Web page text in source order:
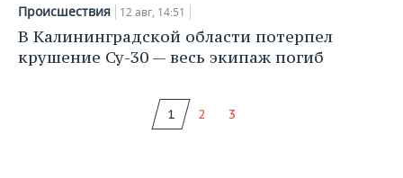
Происшествия 12 авг, 14:51
В Калининградской области потерпел
крушение Су-30 — весь экипаж погиб
1 2 3